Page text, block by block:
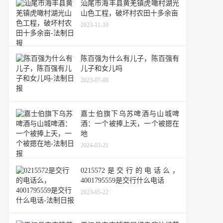
汕尾市海丰县黄羌镇虎噉村湖光
山色工程，破坏村农田十多余亩
2023-11-10
陈百强为什么有儿子，陈百强有
儿子和女儿吗
2023-07-08
嘉士伯旗下乌苏啤酒与山城啤
酒：一个被捧上天，一个被摁在
地
2024-03-21
0215572是交行的电话么，
4001795559是交行什么电话
2023-05-22